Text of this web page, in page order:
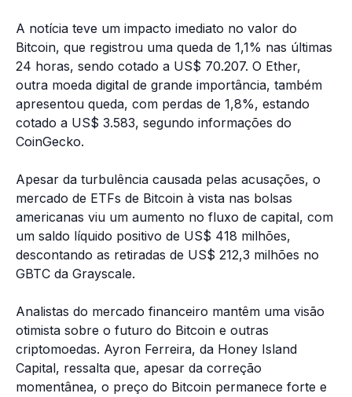
A notícia teve um impacto imediato no valor do
Bitcoin, que registrou uma queda de 1,1% nas últimas
24 horas, sendo cotado a US$ 70.207. O Ether,
outra moeda digital de grande importância, também
apresentou queda, com perdas de 1,8%, estando
cotado a US$ 3.583, segundo informações do
CoinGecko.
Apesar da turbulência causada pelas acusações, o
mercado de ETFs de Bitcoin à vista nas bolsas
americanas viu um aumento no fluxo de capital, com
um saldo líquido positivo de US$ 418 milhões,
descontando as retiradas de US$ 212,3 milhões no
GBTC da Grayscale.
Analistas do mercado financeiro mantêm uma visão
otimista sobre o futuro do Bitcoin e outras
criptomoedas. Ayron Ferreira, da Honey Island
Capital, ressalta que, apesar da correção
momentânea, o preço do Bitcoin permanece forte e